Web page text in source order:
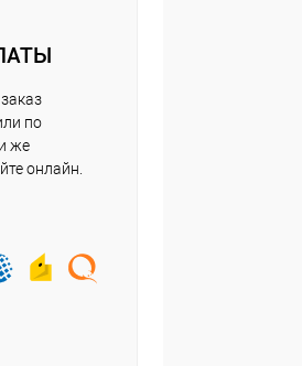
по
же
онлайн.